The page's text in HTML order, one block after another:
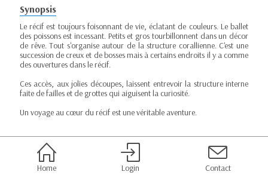
Synopsis
Le récif est toujours foisonnant de vie, éclatant de couleurs. Le ballet
des poissons est incessant. Petits et gros tourbillonnent dans un décor
de rêve. Tout s'organise autour de la structure corallienne. C'est une
succession de creux et de bosses mais à certains endroits il y a comme
des ouvertures dans le récif.
Ces accès, aux jolies découpes, laissent entrevoir la structure interne
faite de failles et de grottes qui aiguisent la curiosité.
Un voyage au cœur du récif est une véritable aventure.
Home Login Contact